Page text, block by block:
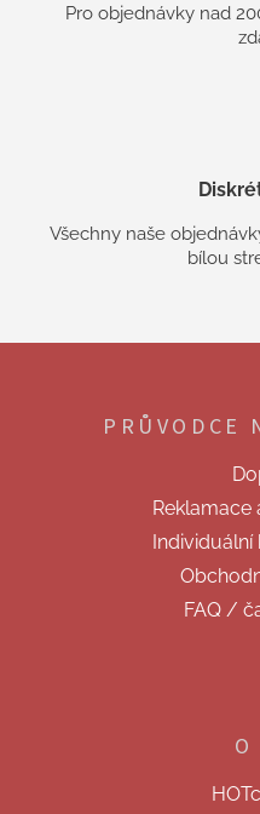
Pro objednávky nad
Všechny naše
bílou
Z
PRŮVODCE
Reklamace
Individuální
FAQ /